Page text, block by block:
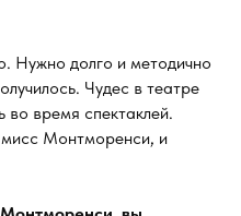
Нужно долго и методично
Чудес в театре
во время спектаклей.
мисс Монтморенси, и